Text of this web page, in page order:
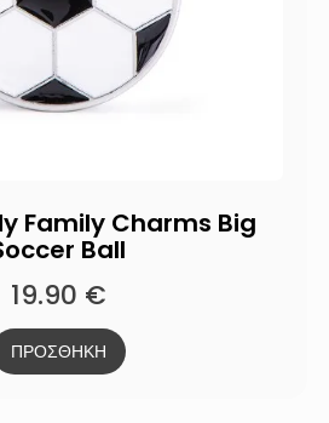
Family Charms Big
Ball
19.90 €
ΠΡΟΣΘΗΚΗ